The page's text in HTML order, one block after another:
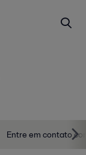
Entre em contato